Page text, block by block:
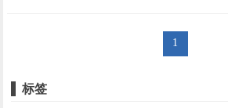
1
标签